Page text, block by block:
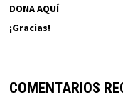
DONA AQUÍ
¡Gracias!
COMENTARIOS